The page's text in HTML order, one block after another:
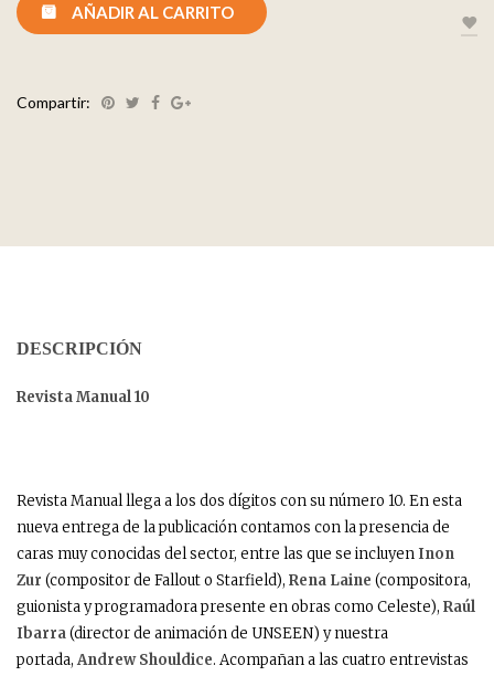
AÑADIR AL CARRITO
Compartir:
DESCRIPCIÓN
Revista Manual 10
Revista Manual llega a los dos dígitos con su número 10. En esta
nueva entrega de la publicación contamos con la presencia de
caras muy conocidas del sector, entre las que se incluyen Inon
Zur (compositor de Fallout o Starfield), Rena Laine (compositora,
guionista y programadora presente en obras como Celeste), Raúl
Ibarra(director de animación de UNSEEN) y nuestra
portada,Andrew Shouldice. Acompañan a las cuatro entrevistas